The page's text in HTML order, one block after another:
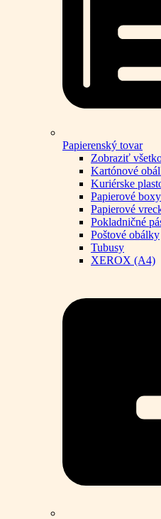
Papierenský tovar
Zobraziť
Kartónové
Kuriérske
Papierové
Papierové
Pokladničné
Poštové obálky
Tubusy
XEROX (A4)